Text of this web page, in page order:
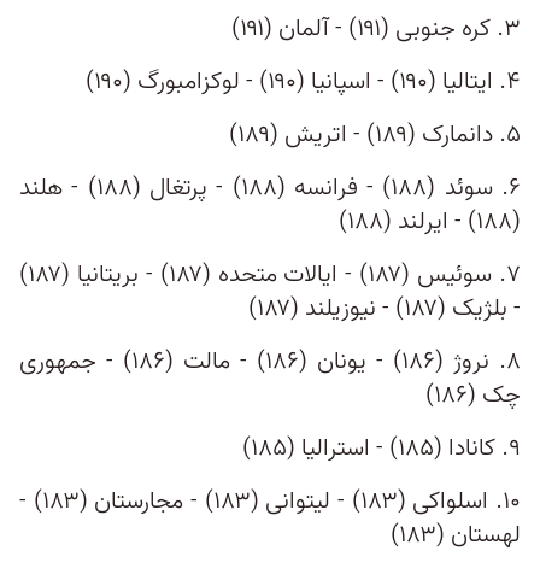
۳. کره جنوبی (۱۹۱) - آلمان (۱۹۱)
۴. ایتالیا (۱۹۰) - اسپانیا (۱۹۰) - لوکزامبورگ (۱۹۰)
۵. دانمارک (۱۸۹) - اتریش (۱۸۹)
۶. سوئد (۱۸۸) - فرانسه (۱۸۸) - پرتغال (۱۸۸) - هلند
(۱۸۸) - ایرلند (۱۸۸)
۷. سوئيس (۱۸۷) - ایالات متحده (‍‍۱۸۷) - بریتانیا (۱۸۷)
- بلژیک (۱۸۷) - نیوزیلند (۱۸۷)
۸. نروژ (۱۸۶) - یونان (۱۸۶) - مالت (۱۸۶) - جمهوری
چک (۱۸۶)
۹. کانادا (۱۸۵) - استرالیا (۱۸۵)
۱۰. اسلواکی (۱۸۳) - لیتوانی (۱۸۳) - مجارستان (۱۸۳) -
لهستان (۱۸۳)